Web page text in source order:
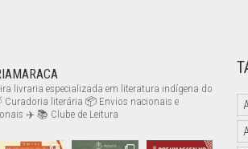
livraria especializada em literatura indígena do
Curadoria literária 📦 Envios nacionais e
✈️📚 Clube de Leitura